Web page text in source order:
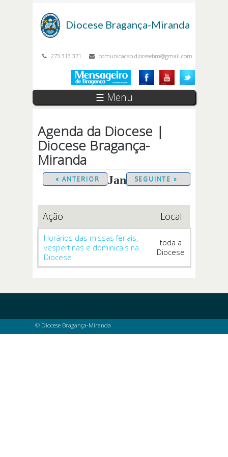
Diocese Bragança-Miranda
273 313 371 comunicacao.diocesebm@gmail.com
☰ Menu
Agenda da Diocese |
Diocese Bragança-
Miranda
Sábado, 3 Janeiro 2026
« ANTERIOR SEGUINTE »
Ação Local
Horários das missas feriais,
vespertinas e dominicais na
Diocese
toda a
Diocese
© Diocese Bragança-Miranda